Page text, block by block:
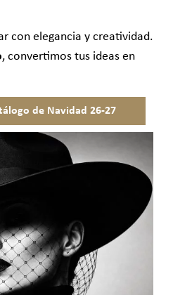
con elegancia y creatividad.
, convertimos tus ideas en
de Navidad 26-27